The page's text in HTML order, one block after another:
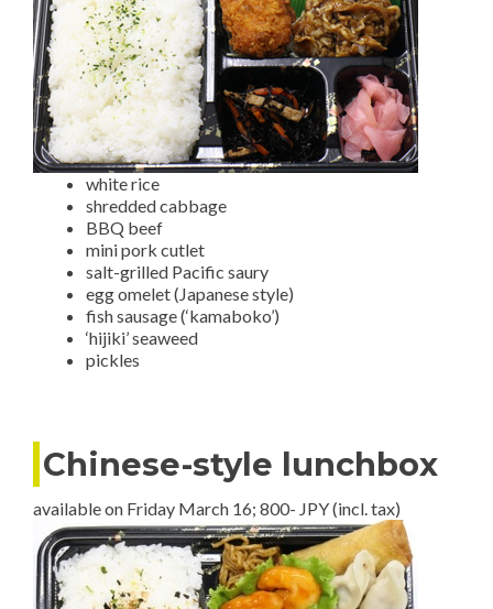
white rice
shredded cabbage
BBQ beef
mini pork cutlet
salt-grilled Pacific saury
egg omelet (Japanese style)
fish sausage (‘kamaboko’)
‘hijiki’ seaweed
pickles
Chinese-style lunchbox
available on Friday March 16; 800- JPY (incl. tax)